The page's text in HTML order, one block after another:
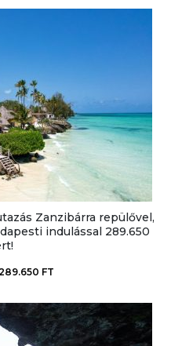
Zanzibárra repülővel,
indulással 289.650
FT